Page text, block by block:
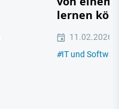
lernen
11.02.2026
#IT und